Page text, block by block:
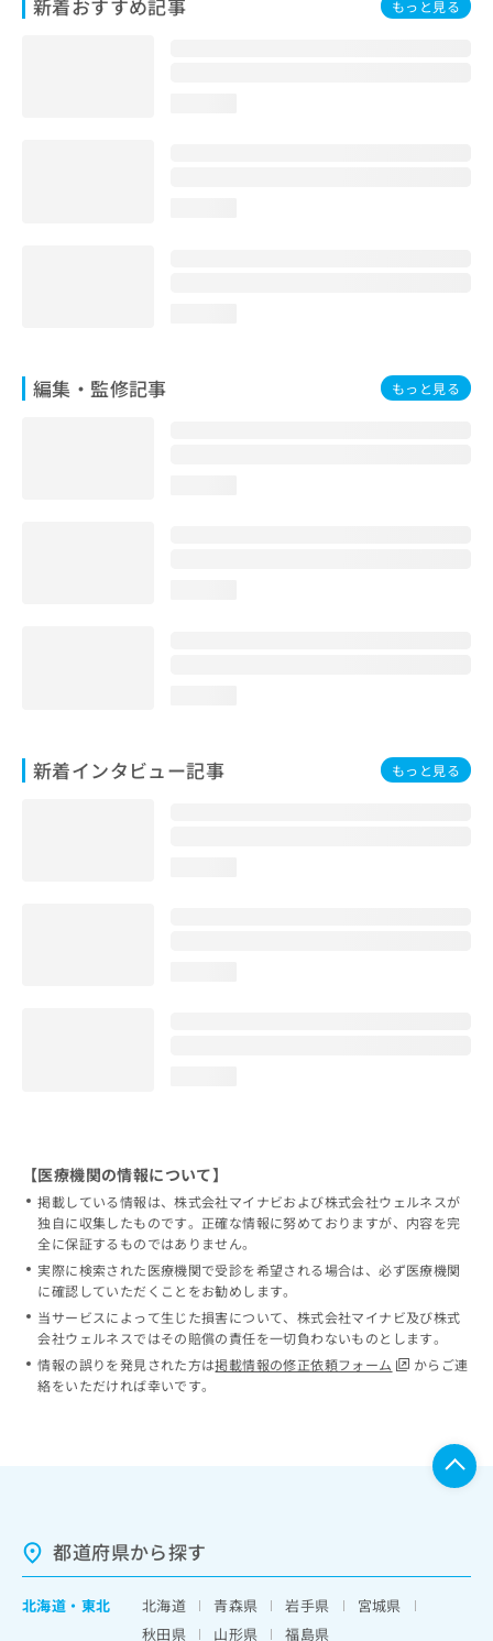
新着おすすめ記事 もっと見る
編集・監修記事 もっと見る
新着インタビュー記事 もっと見る
お
【医療機関の情報について】
掲載している情報は、株式会社マイナビおよび株式会社ウェルネスが
独自に収集したものです。正確な情報に努めておりますが、内容を完
全に保証するものではありません。
実際に検索された医療機関で受診を希望される場合は、必ず医療機関
に確認していただくことをお勧めします。
当サービスによって生じた損害について、株式会社マイナビ及び株式
会社ウェルネスではその賠償の責任を一切負わないものとします。
情報の誤りを発見された方は掲載情報の修正依頼フォーム
からご連
絡をいただければ幸いです。
都道府県から探す
北海道 ・ 東北 北海道 青森県 岩手県
宮城県
秋田県
山形県
福島県